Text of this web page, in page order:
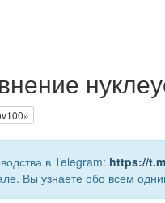
в Telegram: https://
Вы узнаете обо всем